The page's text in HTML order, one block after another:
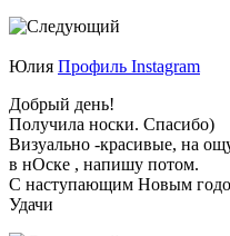
Юлия Профиль Instagram
Добрый день!
Получила носки. Спасибо)
Визуально -красивые, на
в нОске , напишу потом.
С наступающим Новым
Удачи